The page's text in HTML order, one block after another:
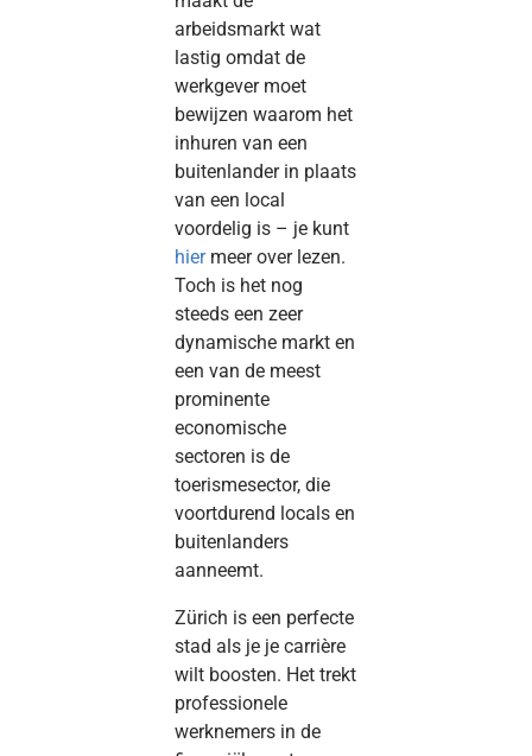
arbeidsmarkt wat
lastig omdat de
werkgever moet
bewijzen waarom het
inhuren van een
buitenlander in plaats
van een local
voordelig is – je kunt
hier meer over lezen.
Toch is het nog
steeds een zeer
dynamische markt en
een van de meest
prominente
economische
sectoren is de
toerismesector, die
voortdurend locals en
buitenlanders
aanneemt.
Zürich is een perfecte
stad als je je carrière
wilt boosten. Het trekt
professionele
werknemers in de